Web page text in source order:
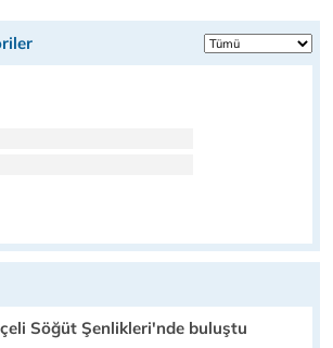
Söğüt Şenlikleri'nde buluştu